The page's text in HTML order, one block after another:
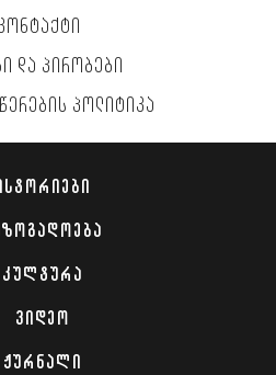
ᲓᲐ ᲞᲘᲠᲝᲑᲔᲑᲘ
ᲞᲝᲚᲘᲢᲘᲙᲐ
ᲙᲣᲚᲢᲣᲠᲐ
ᲕᲘᲓᲔᲝ
ᲟᲣᲠᲜᲐᲚᲘ